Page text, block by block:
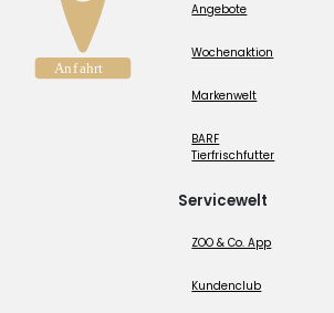
Angebote
Wochenaktion
Markenwelt
BARF
Tierfrischfutter
Servicewelt
ZOO & Co. App
Kundenclub